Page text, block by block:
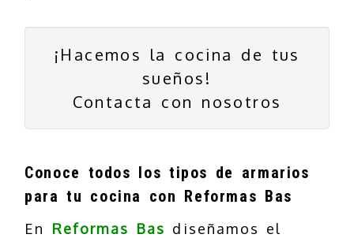
¡Hacemos la cocina de tus
sueños!
Contacta con nosotros
Conoce todos los tipos de armarios
para tu cocina con Reformas Bas
En Reformas Bas diseñamos el